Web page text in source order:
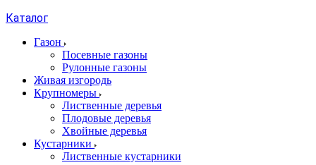
Каталог
Газон
Посевные газоны
Рулонные газоны
Живая изгородь
Крупномеры
Лиственные деревья
Плодовые деревья
Хвойные деревья
Кустарники
Лиственные кустарники